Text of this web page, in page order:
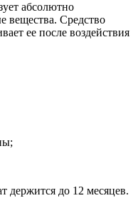
абсолютно
вещества. Средство
ее после воздействия
держится до 12 месяцев.